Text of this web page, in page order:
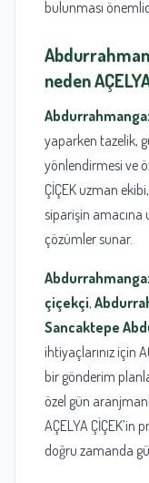
bulunması
neden
yaparken tazelik,
yönlendirmesi ve
ÇİÇEK uzman
siparişin amacına
çözümler sunar.
çiçekçi,
Sancaktepe
ihtiyaçlarınız için
bir gönderim
özel gün
AÇELYA ÇİÇEK’in
doğru zamanda